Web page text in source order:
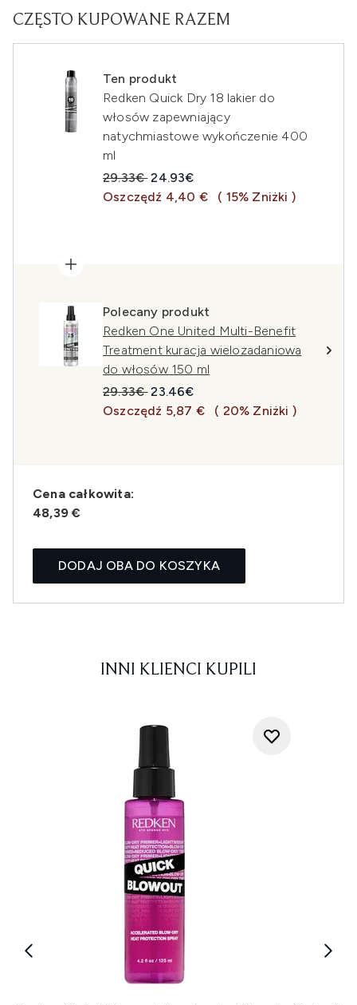
CZĘSTO KUPOWANE RAZEM
Ten produkt
Redken Quick Dry 18 lakier do
włosów zapewniający
natychmiastowe wykończenie 400
ml
Sugerowana cena detaliczna:
29.33€Aktualna cena:
24.93€
Oszczędź 4,40 €
( 15% Zniżki )
Polecany produkt
Redken One United Multi-Benefit
Treatment kuracja wielozadaniowa
do włosów 150 ml
Sugerowana cena detaliczna:
29.33€Aktualna cena:
23.46€
Oszczędź 5,87 €
( 20% Zniżki )
Cena całkowita:
48,39 €
DODAJ OBA DO KOSZYKA
INNI KLIENCI KUPILI